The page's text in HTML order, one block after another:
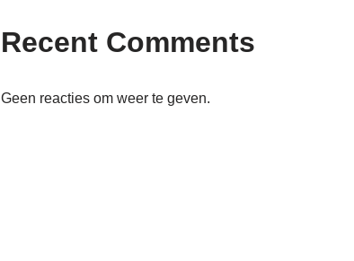
Recent Comments
Geen reacties om weer te geven.